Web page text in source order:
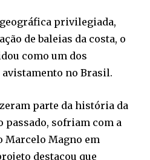
privilegiada,
de baleias da costa, o
como um dos
no Brasil.
parte da história da
passado, sofriam com a
Marcelo Magno em
destacou que